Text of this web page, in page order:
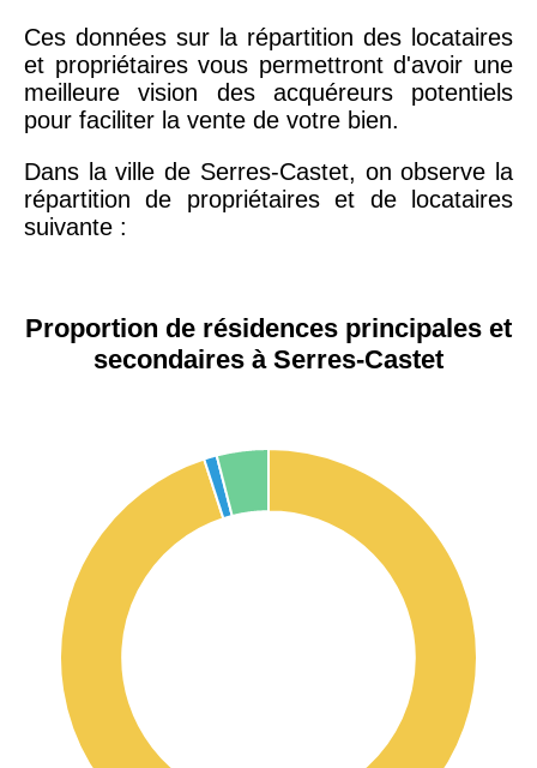
Ces données sur la répartition des locataires
et propriétaires vous permettront d'avoir une
meilleure vision des acquéreurs potentiels
pour faciliter la vente de votre bien.
Dans la ville de Serres-Castet, on observe la
répartition de propriétaires et de locataires
suivante :
Proportion de résidences principales et
secondaires à Serres-Castet